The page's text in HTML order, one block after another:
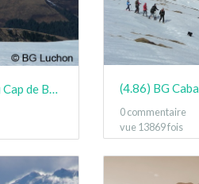
(4.86) BG Cabane du Cap de Bares Jan15 04
0 commentaire
vue 13869 fois